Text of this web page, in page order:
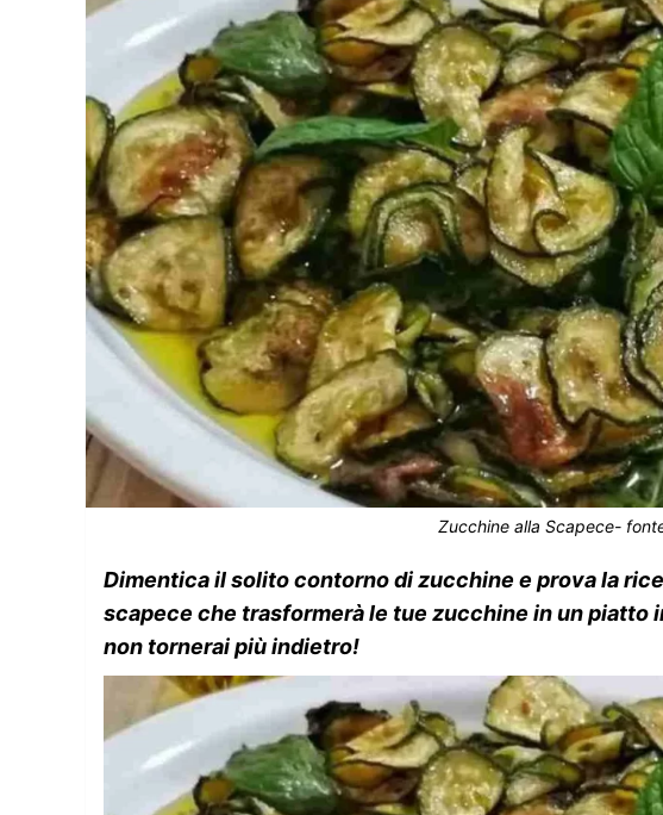
Zucchine alla Scapece-
Dimentica il solito contorno di zucchine e prova la
scapece che trasformerà le tue zucchine in un piatto
non tornerai più indietro!